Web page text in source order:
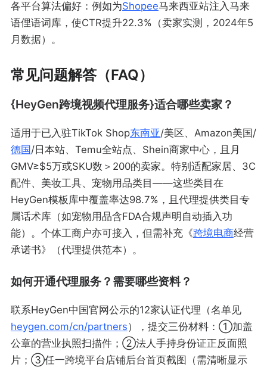
各平台算法偏好：例如为Shopee马来西亚站注入马来
语俚语词库，使CTR提升22.3%（卖家实测，2024年5
月数据）。
常见问题解答（FAQ）
{HeyGen跨境视频代理服务}适合哪些卖家？
适用于已入驻TikTok Shop东南亚/美区、Amazon美国/
德国 /日本站、Temu全站点、Shein商家中心，且月
GMV≥$5万或SKU数＞200的卖家。特别适配家居、3C
配件、美妆工具、宠物用品类目——这些类目在
HeyGen模板库中覆盖率达98.7%，且代理提供类目专
属话术库（如宠物用品含FDA合规声明自动插入功
能）。个体工商户亦可接入，但需补充《跨境电商经营
承诺书》（代理提供范本）。
如何开通代理服务？需要哪些资料？
联系HeyGen中国官网公示的12家认证代理（名单见
heygen.com/cn/partners），提交三份材料：①加盖
公章的营业执照扫描件；②法人手持身份证正反面照
片；③任一跨境平台店铺后台首页截图（需清晰显示